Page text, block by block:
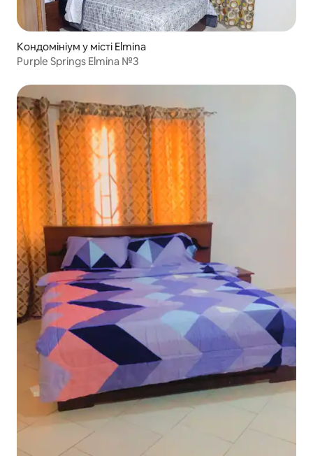
Кондомініум у місті Elmina
Purple Springs Elmina №3